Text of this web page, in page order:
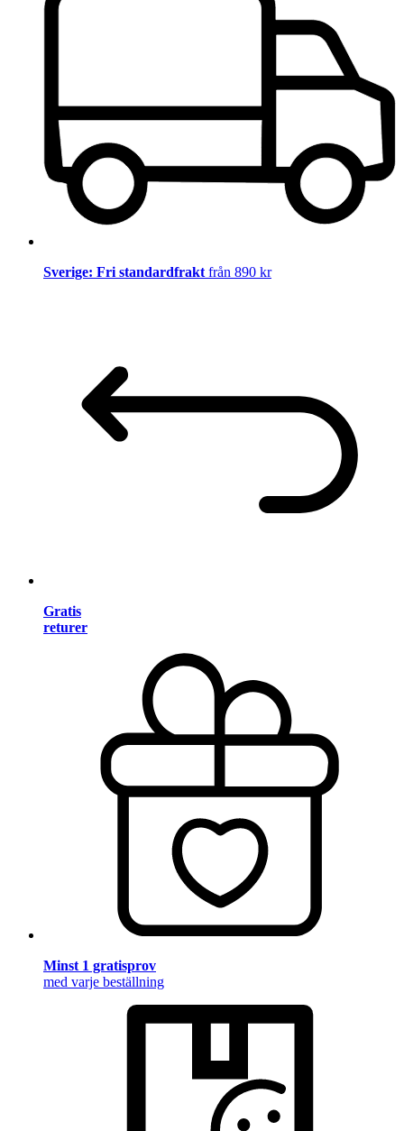
Sverige: Fri standardfrakt från 890 kr
Gratis
returer
Minst 1 gratisprov
med varje beställning